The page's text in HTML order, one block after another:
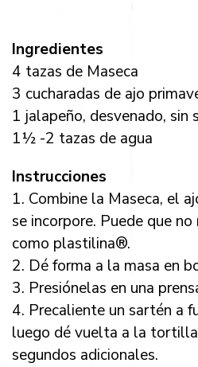
Ingredientes
4 tazas de Maseca
3 cucharadas de ajo
1 jalapeño, desvenado, sin
1½ -2 tazas de agua
Instrucciones
1. Combine la Maseca, el
se incorpore. Puede que
como plastilina®.
2. Dé forma a la masa en
3. Presiónelas en una
4. Precaliente un sartén a
luego dé vuelta a la
segundos adicionales.